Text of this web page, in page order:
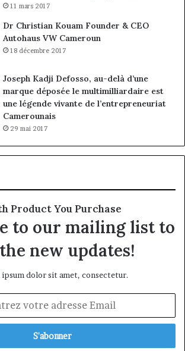
11 mars 2017
Dr Christian Kouam Founder & CEO
Autohaus VW Cameroun
18 décembre 2017
Joseph Kadji Defosso, au-delà d’une
marque déposée le multimilliardaire est
une légende vivante de l’entrepreneuriat
Camerounais
29 mai 2017
Product You Purchase
to our mailing list to
new updates!
dolor sit amet, consectetur.